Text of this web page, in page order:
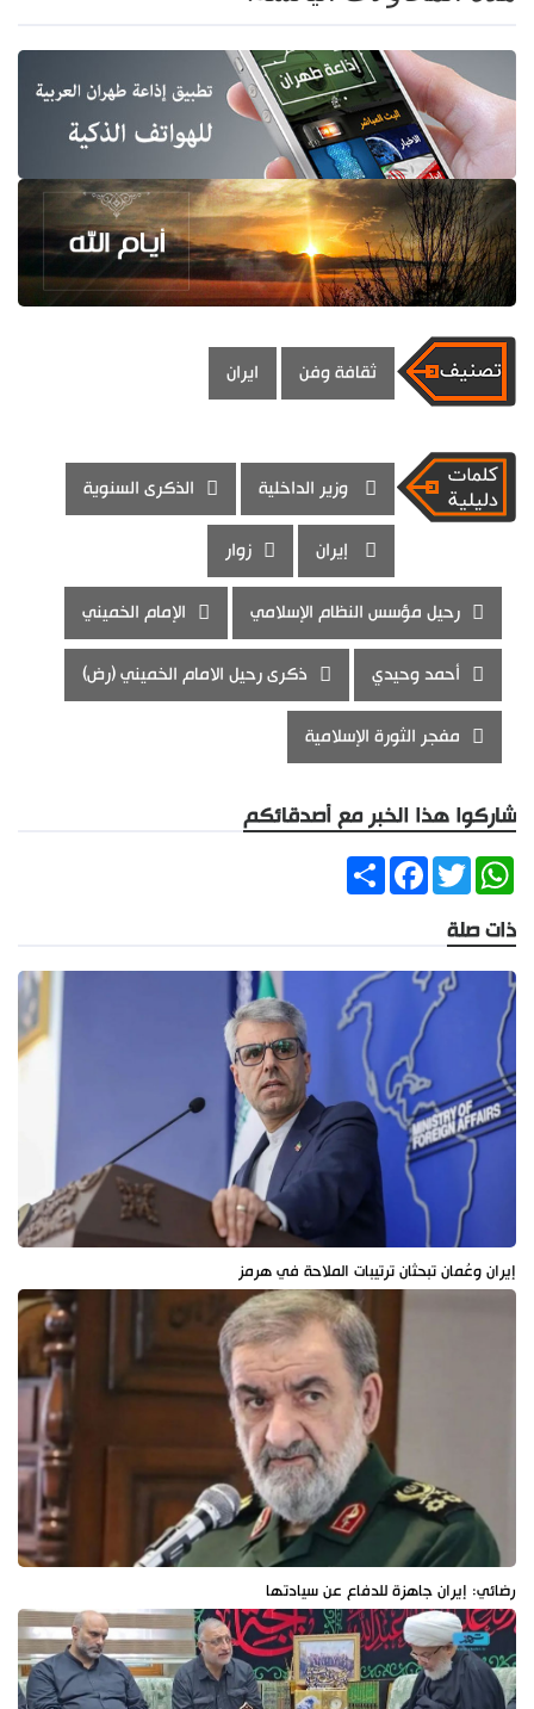
ثقافة وفن ايران
وزير الداخلية الذكرى السنوية
إيران زوار
رحيل مؤسس النظام الإسلامي الإمام الخميني
أحمد وحيدي ذكرى رحيل الامام الخميني (رض)
مفجر الثورة الإسلامية
شاركوا هذا الخبر مع أصدقائكم
ShareFacebookTwitter
WhatsApp
ذات صلة
إيران وعُمان تبحثان ترتيبات الملاحة في هرمز
رضائي: إيران جاهزة للدفاع عن سيادتها